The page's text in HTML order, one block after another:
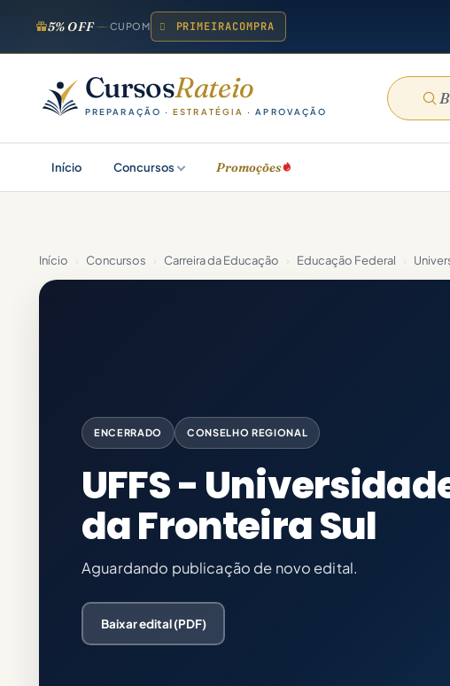
5% OFF CUPOM PRIMEIRACOMPRA
CursosRateio
PREPARAÇÃO ·ESTRATÉGIA · APROVAÇÃO
Início Concursos Promoções
Início › Concursos › Carreira da Educação › Educação Federal ›
ENCERRADO CONSELHO REGIONAL
UFFS -
da Fronteira Sul
Aguardando publicação de novo edital.
Baixar edital (PDF)